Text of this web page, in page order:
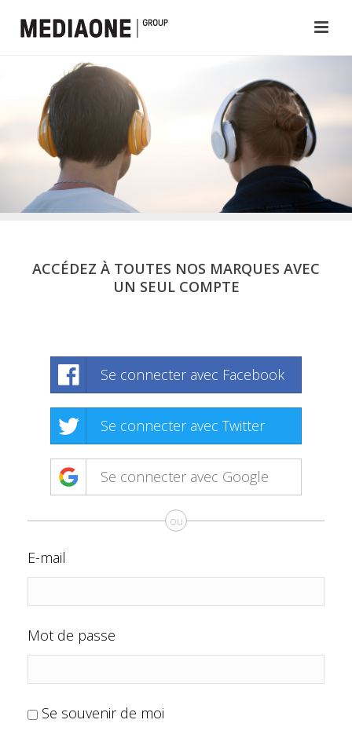
ACCÉDEZ À TOUTES NOS MARQUES AVEC
UN SEUL COMPTE
Se connecter avec Facebook
Se connecter avec Twitter
Se connecter avec Google
ou
E-mail
Mot de passe
Se souvenir de moi